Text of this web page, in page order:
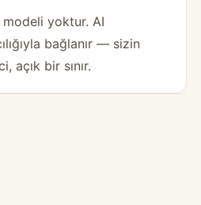
yoktur. AI
bağlanır — sizin
açık bir sınır.